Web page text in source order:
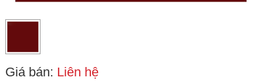
Giá bán: Liên hệ